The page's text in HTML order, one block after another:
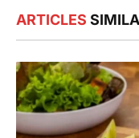
ARTICLES